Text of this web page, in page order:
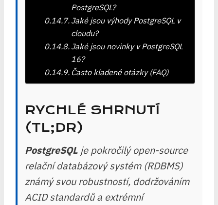
PostgreSQL?
Jaké jsou výhody PostgreSQL v
cloudu?
Jaké jsou novinky v PostgreSQL
16?
Často kladené otázky (FAQ)
RYCHLÉ SHRNUTÍ
(TL;DR)
PostgreSQL je pokročilý open-source
relační databázový systém (RDBMS)
známý svou robustností, dodržováním
ACID standardů a extrémní